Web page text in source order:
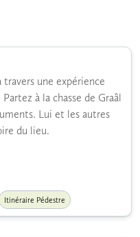
une expérience
à la chasse de Graâl
Lui et les autres
du lieu.
Itinéraire Pédestre